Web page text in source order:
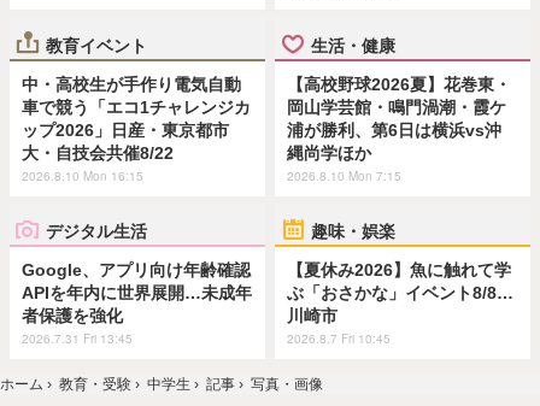
教育イベント
中・高校生が手作り電気自動
車で競う「エコ1チャレンジカ
ップ2026」日産・東京都市
大・自技会共催8/22
2026.8.10 Mon 16:15
生活・健康
【高校野球2026夏】花巻東・
岡山学芸館・鳴門渦潮・霞ケ
浦が勝利、第6日は横浜vs沖
縄尚学ほか
2026.8.10 Mon 7:15
デジタル生活
Google、アプリ向け年齢確認
APIを年内に世界展開…未成年
者保護を強化
2026.7.31 Fri 13:45
趣味・娯楽
【夏休み2026】魚に触れて学
ぶ「おさかな」イベント8/8…
川崎市
2026.8.7 Fri 10:45
ホーム › 教育・受験 › 中学生 › 記事 › 写真・画像